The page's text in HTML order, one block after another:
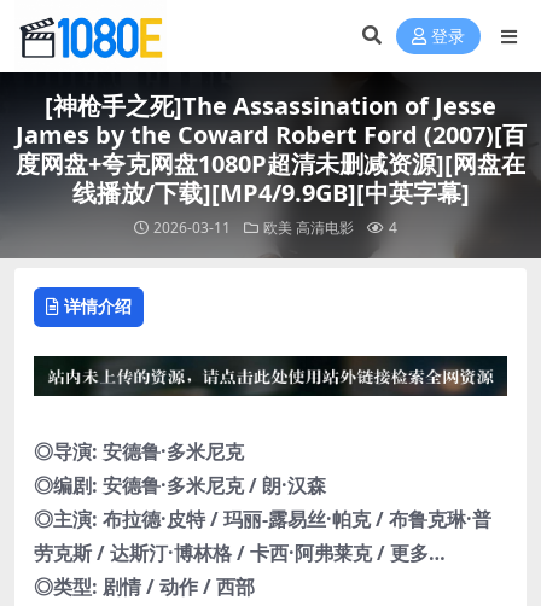
登录
[神枪手之死]The Assassination of Jesse
James by the Coward Robert Ford (2007)[百
度网盘+夸克网盘1080P超清未删减资源][网盘在
线播放/下载][MP4/9.9GB][中英字幕]
2026-03-11 欧美高清电影 4
详情介绍
◎导演: 安德鲁·多米尼克
◎编剧: 安德鲁·多米尼克 / 朗·汉森
◎主演: 布拉德·皮特 / 玛丽-露易丝·帕克 / 布鲁克琳·普
劳克斯 / 达斯汀·博林格 / 卡西·阿弗莱克 / 更多…
◎类型: 剧情 / 动作 / 西部